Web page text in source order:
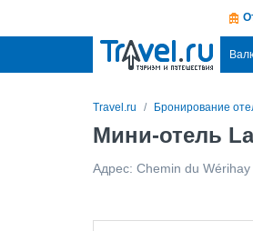
Travel.ru Бронирование
Мини-отель
Адрес: Chemin du Wérihay